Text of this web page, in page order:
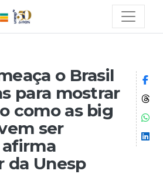
o Brasil
para mostrar
como as big
ser
da Unesp